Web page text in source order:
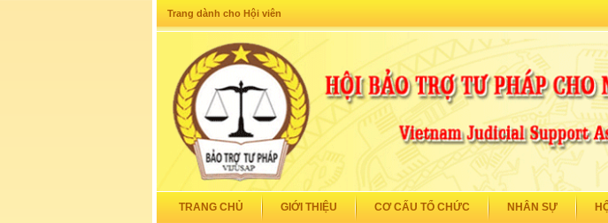
Trang dành cho Hội viên
TRANG CHỦ GIỚI THIỆU CƠ CẤU TỔ CHỨC NHÂN SỰ